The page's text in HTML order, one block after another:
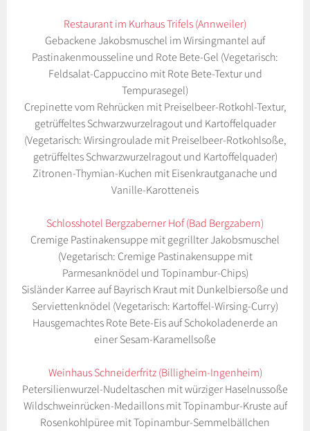
Restaurant im Kurhaus Trifels (Annweiler)
Gebackene Jakobsmuschel im Wirsingmantel auf
Pastinakenmousseline und Rote Bete-Gel (Vegetarisch:
Feldsalat-Cappuccino mit Rote Bete-Textur und
Tempurasegel)
Crepinette vom Rehrücken mit Preiselbeer-Rotkohl-Textur,
getrüffeltes Schwarzwurzelragout und Kartoffelquader
(Vegetarisch: Wirsingroulade mit Preiselbeer-Rotkohlsoße,
getrüffeltes Schwarzwurzelragout und Kartoffelquader)
Zitronen-Thymian-Kuchen mit Eisenkrautganache und
Vanille-Karotteneis
Schlosshotel Bergzaberner Hof (Bad Bergzabern)
Cremige Pastinakensuppe mit gegrillter Jakobsmuschel
(Vegetarisch: Cremige Pastinakensuppe mit
Parmesanknödel und Topinambur-Chips)
Sisländer Karree auf Bayrisch Kraut mit Dunkelbiersoße und
Serviettenknödel (Vegetarisch: Kartoffel-Wirsing-Curry)
Hausgemachtes Rote Bete-Eis auf Schokoladenerde an
einer Sesam-Karamellsoße
Weinhaus Schneiderfritz (Billigheim-Ingenheim)
Petersilienwurzel-Nudeltaschen mit würziger Haselnussoße
Wildschweinrücken-Medaillons mit Topinambur-Kruste auf
Rosenkohlpüree mit Topinambur-Semmelbällchen